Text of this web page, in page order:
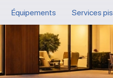
Équipements Services